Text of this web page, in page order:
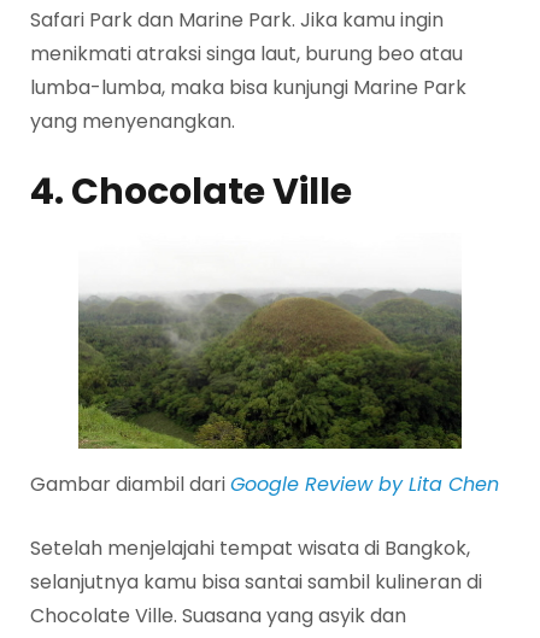
Safari Park dan Marine Park. Jika kamu ingin
menikmati atraksi singa laut, burung beo atau
lumba-lumba, maka bisa kunjungi Marine Park
yang menyenangkan.
4. Chocolate Ville
Gambar diambil dariGoogle Review by Lita Chen
Setelah menjelajahi tempat wisata di Bangkok,
selanjutnya kamu bisa santai sambil kulineran di
Chocolate Ville. Suasana yang asyik dan